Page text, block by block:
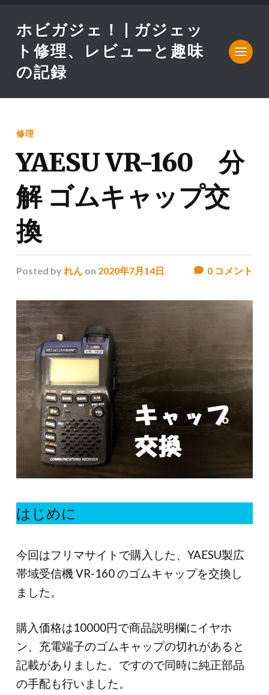
ホビガジェ！ | ガジェッ
ト修理、レビューと趣味
の記録
修理
YAESU VR-160 分
解 ゴムキャップ交
換
Posted by れん on 2020年7月14日 0 コメント
はじめに
今回はフリマサイトで購入した、YAESU製広
帯域受信機 VR-160 のゴムキャップを交換し
ました。
購入価格は10000円で商品説明欄にイヤホ
ン、充電端子のゴムキャップの切れがあると
記載がありました。ですので同時に純正部品
の手配も行いました。